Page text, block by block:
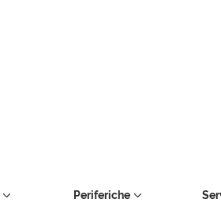
Periferiche